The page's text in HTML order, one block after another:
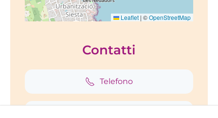
Leaflet | ©OpenStreetMap
Contatti
Telefono